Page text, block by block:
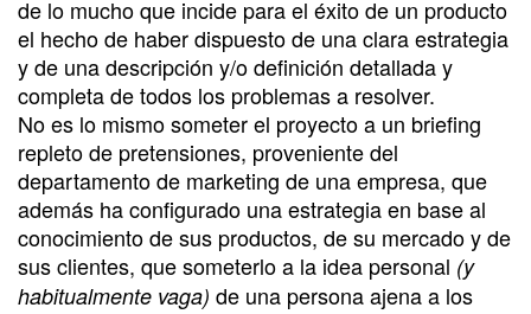
de lo mucho que incide para el éxito de un producto
el hecho de haber dispuesto de una clara estrategia
y de una descripción y/o definición detallada y
completa de todos los problemas a resolver.
No es lo mismo someter el proyecto a un briefing
repleto de pretensiones, proveniente del
departamento de marketing de una empresa, que
además ha configurado una estrategia en base al
conocimiento de sus productos, de su mercado y de
sus clientes, que someterlo a la idea personal (y
habitualmente vaga) de una persona ajena a los